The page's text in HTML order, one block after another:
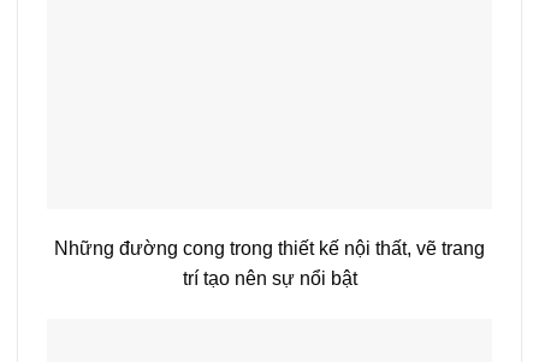
Những đường cong trong thiết kế nội thất, vẽ trang
trí tạo nên sự nổi bật